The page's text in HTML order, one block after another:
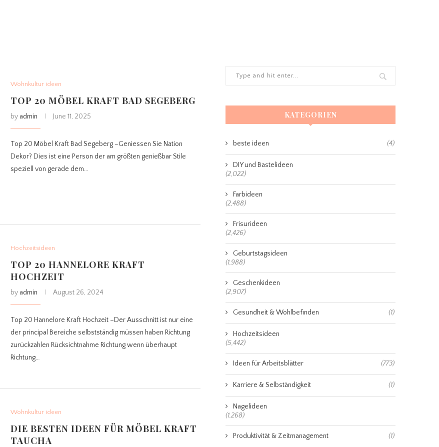
Wohnkultur ideen
TOP 20 MÖBEL KRAFT BAD SEGEBERG
by admin June 11, 2025
Top 20 Möbel Kraft Bad Segeberg –Geniessen Sie Nation
Dekor? Dies ist eine Person der am größten genießbar Stile
speziell von gerade dem…
Hochzeitsideen
TOP 20 HANNELORE KRAFT
HOCHZEIT
by admin August 26, 2024
Top 20 Hannelore Kraft Hochzeit –Der Ausschnitt ist nur eine
der principal Bereiche selbstständig müssen haben Richtung
zurückzahlen Rücksichtnahme Richtung wenn überhaupt
Richtung…
Wohnkultur ideen
DIE BESTEN IDEEN FÜR MÖBEL KRAFT
TAUCHA
KATEGORIEN
beste ideen (4)
DIY und Bastelideen
(2,022)
Farbideen
(2,488)
Frisurideen
(2,426)
Geburtstagsideen
(1,988)
Geschenkideen
(2,907)
Gesundheit & Wohlbefinden (1)
Hochzeitsideen
(5,442)
Ideen für Arbeitsblätter (773)
Karriere & Selbständigkeit (1)
Nagelideen
(1,268)
Produktivität & Zeitmanagement (1)